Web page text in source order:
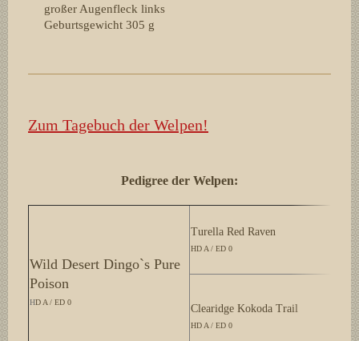
großer Augenfleck links
Geburtsgewicht 305 g
Zum Tagebuch der Welpen!
Pedigree der Welpen:
Wild Desert Dingo`s Pure
Poison
HD A / ED 0
Turella Red Raven
HD A / ED 0
Clearidge Kokoda Trail
HD A / ED 0